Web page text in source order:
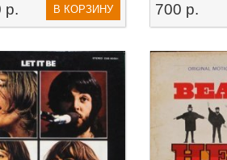
р. В КОРЗИНУ 700 р.